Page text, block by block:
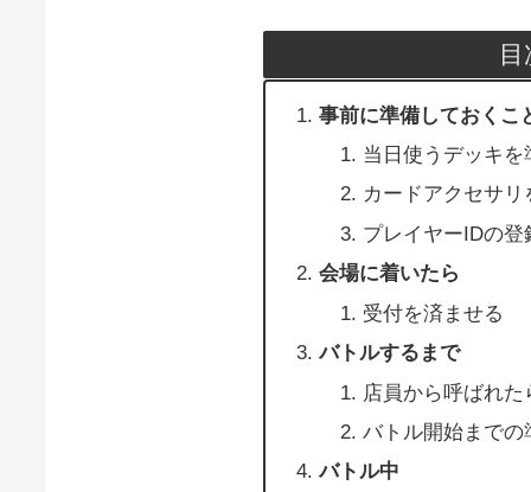
目
事前に準備しておくこ
当日使うデッキを
カードアクセサリ
プレイヤーIDの登
会場に着いたら
受付を済ませる
バトルするまで
店員から呼ばれた
バトル開始までの
バトル中